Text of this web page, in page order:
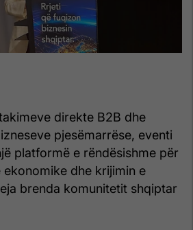
direkte B2B dhe
pjesëmarrëse, eventi
platformë e rëndësishme për
dhe krijimin e
brenda komunitetit shqiptar